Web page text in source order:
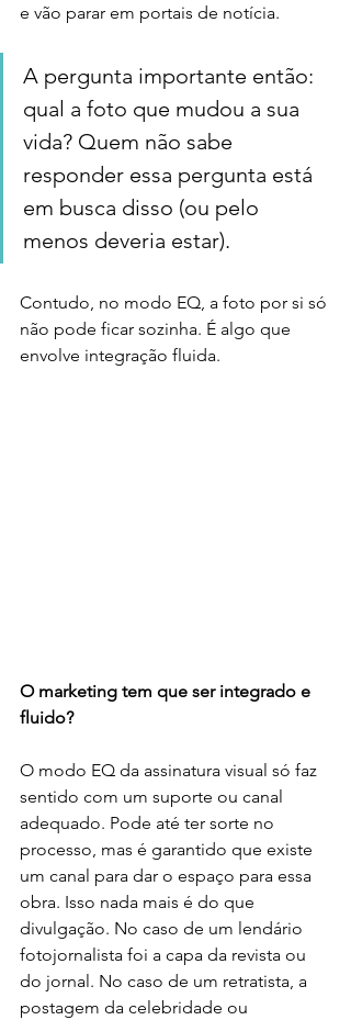
e vão parar em portais de notícia.
A pergunta importante então:
qual a foto que mudou a sua
vida? Quem não sabe
responder essa pergunta está
em busca disso (ou pelo
menos deveria estar).
Contudo, no modo EQ, a foto por si só
não pode ficar sozinha. É algo que
envolve integração fluida.
O marketing tem que ser integrado e
fluido?
O modo EQ da assinatura visual só faz
sentido com um suporte ou canal
adequado. Pode até ter sorte no
processo, mas é garantido que existe
um canal para dar o espaço para essa
obra. Isso nada mais é do que
divulgação. No caso de um lendário
fotojornalista foi a capa da revista ou
do jornal. No caso de um retratista, a
postagem da celebridade ou